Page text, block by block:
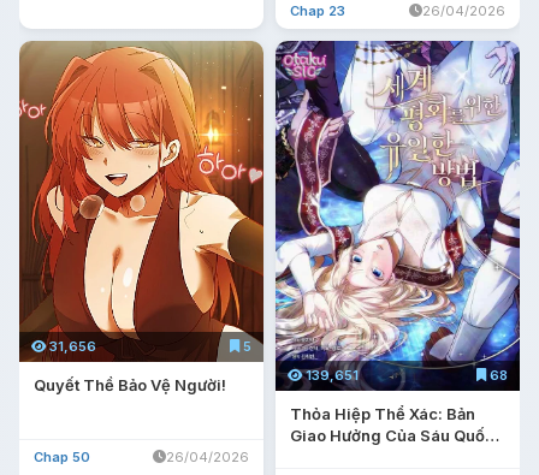
Chap 23 26/04/2026
31,656 5
Quyết Thề Bảo Vệ Người!
Chap 50 26/04/2026
139,651 68
Thỏa Hiệp Thể Xác: Bản
Giao Hưởng Của Sáu Quốc